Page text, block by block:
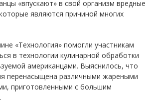
«впускают» в свой организм вредные
являются причиной многих
«Технология» помогли участникам
в технологии кулинарной обработки
американцами. Выяснилось, что
перенасыщена различными жареными
приготовленными с большим